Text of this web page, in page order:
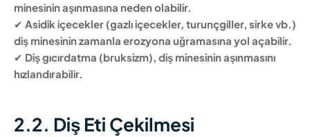
minesinin aşınmasına neden olabilir.
✔ Asidik içecekler (gazlı içecekler, turunçgiller, sirke vb.)
diş minesinin zamanla erozyona uğramasına yol açabilir.
✔ Diş gıcırdatma (bruksizm), diş minesinin aşınmasını
hızlandırabilir.
2.2. Diş Eti Çekilmesi